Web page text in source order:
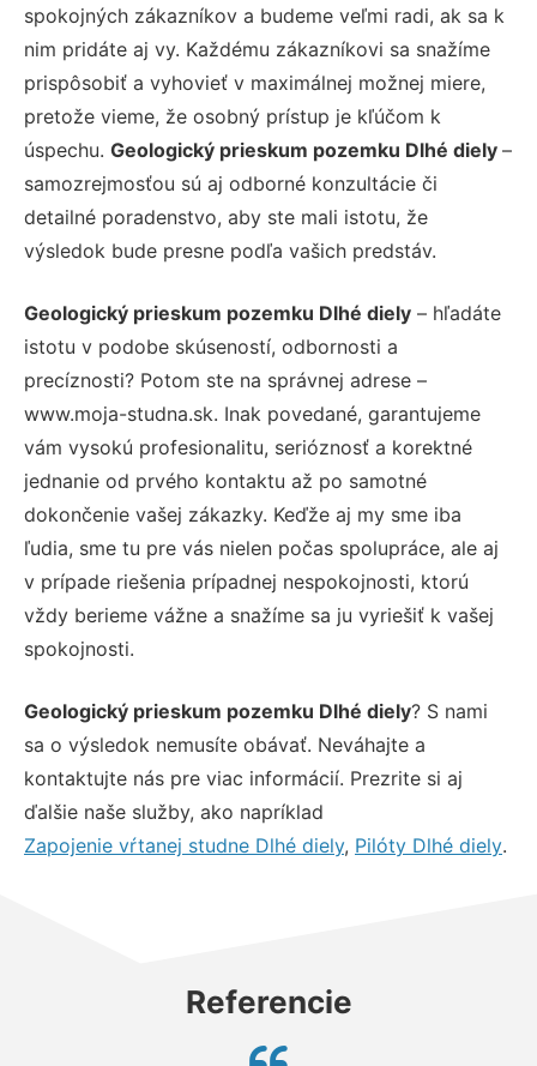
spokojných zákazníkov a budeme veľmi radi, ak sa k
nim pridáte aj vy. Každému zákazníkovi sa snažíme
prispôsobiť a vyhovieť v maximálnej možnej miere,
pretože vieme, že osobný prístup je kľúčom k
úspechu. Geologický prieskum pozemku Dlhé diely –
samozrejmosťou sú aj odborné konzultácie či
detailné poradenstvo, aby ste mali istotu, že
výsledok bude presne podľa vašich predstáv.
Geologický prieskum pozemku Dlhé diely – hľadáte
istotu v podobe skúseností, odbornosti a
precíznosti? Potom ste na správnej adrese –
www.moja-studna.sk. Inak povedané, garantujeme
vám vysokú profesionalitu, serióznosť a korektné
jednanie od prvého kontaktu až po samotné
dokončenie vašej zákazky. Keďže aj my sme iba
ľudia, sme tu pre vás nielen počas spolupráce, ale aj
v prípade riešenia prípadnej nespokojnosti, ktorú
vždy berieme vážne a snažíme sa ju vyriešiť k vašej
spokojnosti.
Geologický prieskum pozemku Dlhé diely? S nami
sa o výsledok nemusíte obávať. Neváhajte a
kontaktujte nás pre viac informácií. Prezrite si aj
ďalšie naše služby, ako napríklad
Zapojenie vŕtanej studne Dlhé diely, Pilóty Dlhé diely.
Referencie